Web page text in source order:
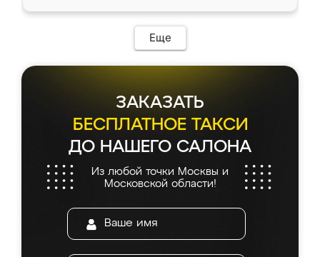
Еще
ЗАКАЗАТЬ
БЕСПЛАТНОЕ ТАКСИ
ДО НАШЕГО САЛОНА
Из любой точки Москвы и
Московской области!